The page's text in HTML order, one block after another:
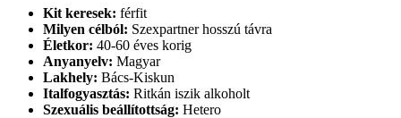
Kit keresek: férfit
Milyen célból: Szexpartner hosszú távra
Életkor: 40-60 éves korig
Anyanyelv: Magyar
Lakhely: Bács-Kiskun
Italfogyasztás: Ritkán iszik alkoholt
Szexuális beállítottság: Hetero